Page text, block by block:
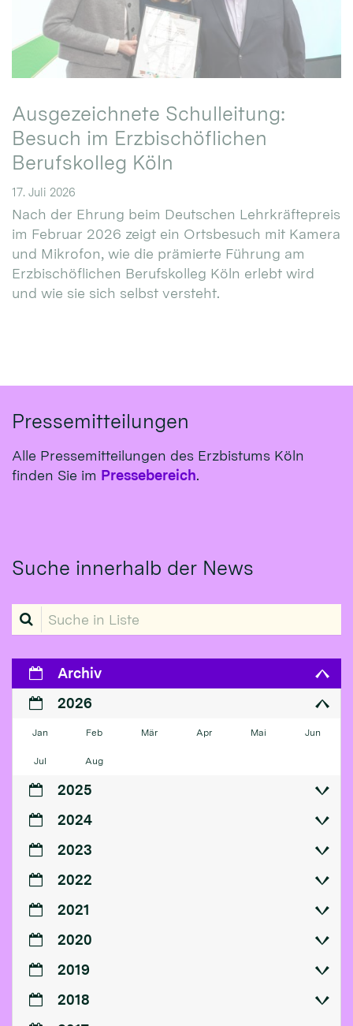
Ausgezeichnete Schulleitung:
Besuch im Erzbischöflichen
Berufskolleg Köln
17. Juli 2026
Nach der Ehrung beim Deutschen Lehrkräftepreis
im Februar 2026 zeigt ein Ortsbesuch mit Kamera
und Mikrofon, wie die prämierte Führung am
Erzbischöflichen Berufskolleg Köln erlebt wird
und wie sie sich selbst versteht.
Pressemitteilungen
Alle Pressemitteilungen des Erzbistums Köln
finden Sie im Pressebereich.
Suche innerhalb der News
Suche in Liste
Archiv
2026
Jan Feb Mär Apr Mai Jun
Jul Aug
2025
2024
2023
2022
2021
2020
2019
2018